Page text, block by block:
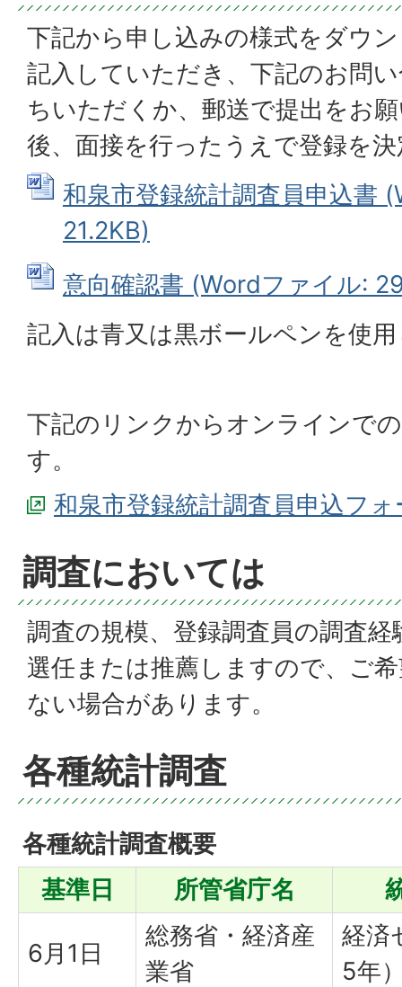
下記から申し込みの様式をダウ
記入していただき、下記のお問
ちいただくか、郵送で提出をお
後、面接を行ったうえで登録を
和泉市登録統計調査員申込書
21.2KB)
意向確認書 (Wordファイル:
記入は青又は黒ボールペンを使
下記のリンクからオンラインで
す。
和泉市登録統計調査員申込フォ
調査においては
調査の規模、登録調査員の調査
選任または推薦しますので、ご
ない場合があります。
各種統計調査
各種統計調査概要
基準日
所管省庁名
6月1日
総務省・経済産
業省
経済
5年